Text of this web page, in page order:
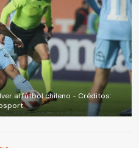
al fútbol chileno - Créditos: